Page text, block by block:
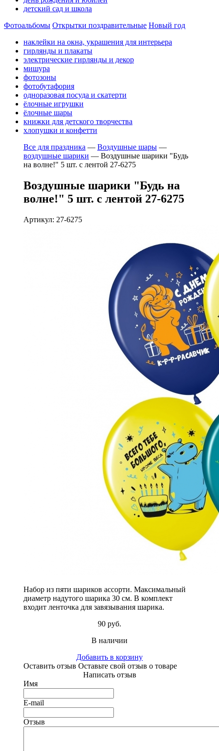
детский сад и школа
Фотоальбомы Открытки поздравительные Новый год
наклейки на окна, украшения для интерьера
гирлянды и плакаты
электрические гирлянды и декор
мишура
фотозоны
фотобутафория
одноразовая посуда и скатерти
ёлочные игрушки
ёлочные шары
книжки для детского творчества
хлопушки и конфетти
Все для праздника — Воздушные шары —
воздушные шарики — Воздушные шарики "Будь
на волне!" 5 шт. с лентой 27-6275
Воздушные шарики "Будь на
волне!" 5 шт. с лентой 27-6275
Артикул: 27-6275
Набор из пяти шариков ассорти. Максимальный
диаметр надутого шарика 30 см. В комплект
входит ленточка для завязывания шарика.
90 руб.
В наличии
Добавить в корзину
Оставить отзыв Оставьте свой отзыв о товаре
Написать отзыв
Имя
E-mail
Отзыв